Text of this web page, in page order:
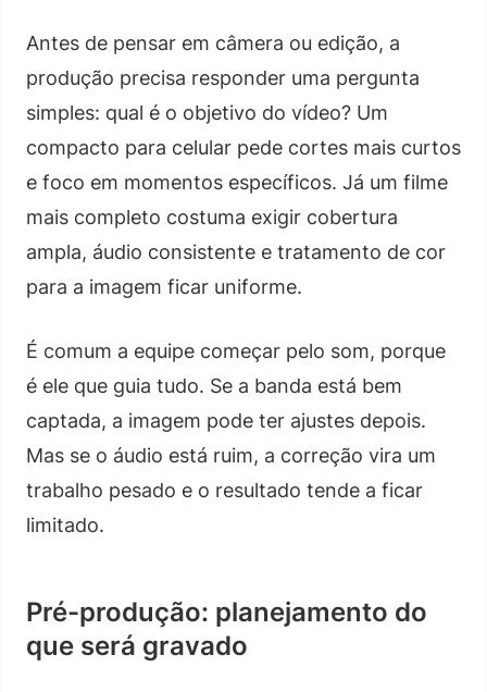
Antes de pensar em câmera ou edição, a
produção precisa responder uma pergunta
simples: qual é o objetivo do vídeo? Um
compacto para celular pede cortes mais curtos
e foco em momentos específicos. Já um filme
mais completo costuma exigir cobertura
ampla, áudio consistente e tratamento de cor
para a imagem ficar uniforme.
É comum a equipe começar pelo som, porque
é ele que guia tudo. Se a banda está bem
captada, a imagem pode ter ajustes depois.
Mas se o áudio está ruim, a correção vira um
trabalho pesado e o resultado tende a ficar
limitado.
Pré-produção: planejamento do
que será gravado